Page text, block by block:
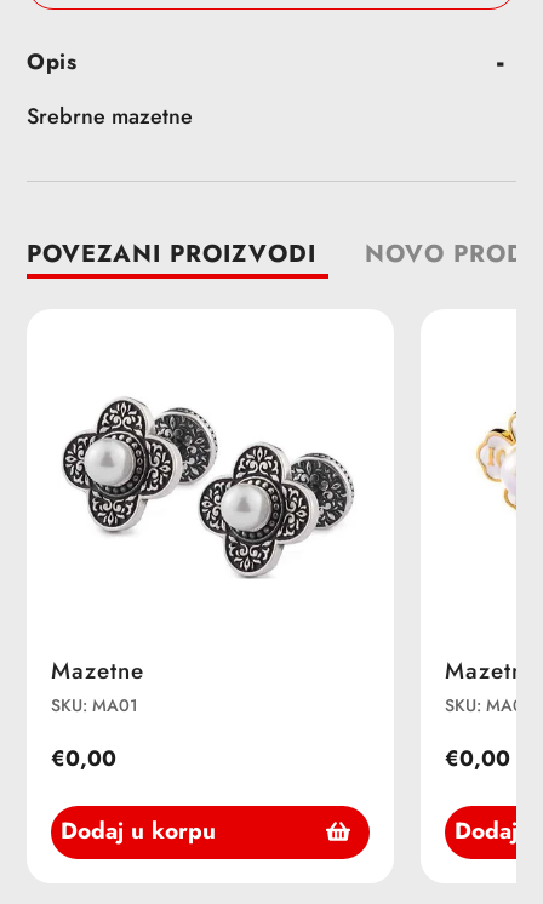
proizvoda
u
korpu
Opis
Srebrne mazetne
POVEZANI PROIZVODI NOVO
Mazetne
SKU: MA01
€0,00
Dodaj u korpu
Mazetne
SKU: MA02
€0,00
Dodaj